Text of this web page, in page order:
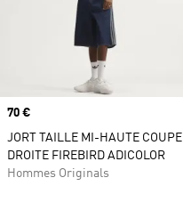
Prix
70 €
JORT TAILLE MI-HAUTE COUPE
DROITE FIREBIRD ADICOLOR
Hommes Originals